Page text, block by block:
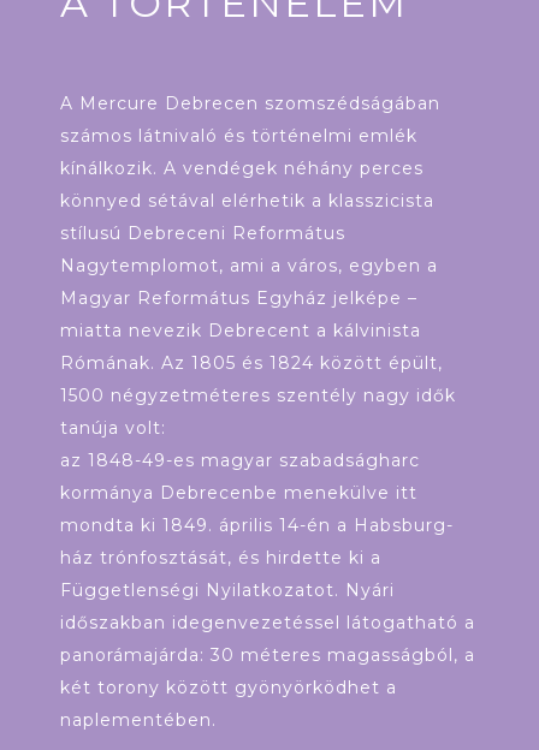
A Mercure Debrecen szomszédságában
számos látnivaló és történelmi emlék
kínálkozik. A vendégek néhány perces
könnyed sétával elérhetik a klasszicista
stílusú Debreceni Református
Nagytemplomot, ami a város, egyben a
Magyar Református Egyház jelképe –
miatta nevezik Debrecent a kálvinista
Rómának. Az 1805 és 1824 között épült,
1500 négyzetméteres szentély nagy idők
tanúja volt:
az 1848-49-es magyar szabadságharc
kormánya Debrecenbe menekülve itt
mondta ki 1849. április 14-én a Habsburg-
ház trónfosztását, és hirdette ki a
Függetlenségi Nyilatkozatot. Nyári
időszakban idegenvezetéssel látogatható a
panorámajárda: 30 méteres magasságból, a
két torony között gyönyörködhet a
naplementében.